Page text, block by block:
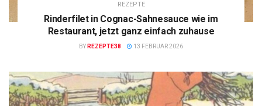
REZEPTE
Rinderfilet in Cognac-Sahnesauce wie im
Restaurant, jetzt ganz einfach zuhause
BY REZEPTE38 13 FEBRUAR 2026